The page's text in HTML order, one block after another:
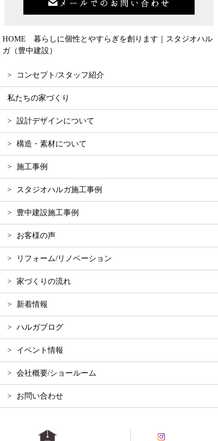
HOME 暮らしに個性とやすらぎを創ります｜スタジオハル
ガ（豊中建設）
コンセプト/スタッフ紹介
私たちの家づくり
設計デザインについて
構造・素材について
施工事例
スタジオハルガ施工事例
豊中建設施工事例
お客様の声
リフォーム/リノベーション
家づくりの流れ
新着情報
ハルガブログ
イベント情報
会社概要/ショールーム
お問い合わせ